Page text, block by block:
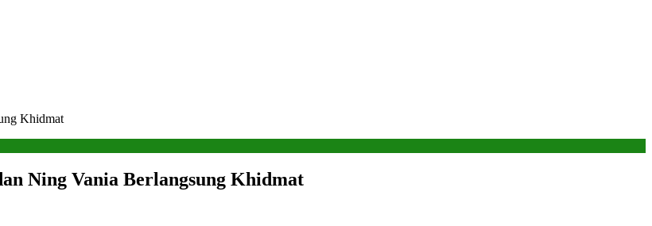
Khidmat
Ning Vania Berlangsung Khidmat